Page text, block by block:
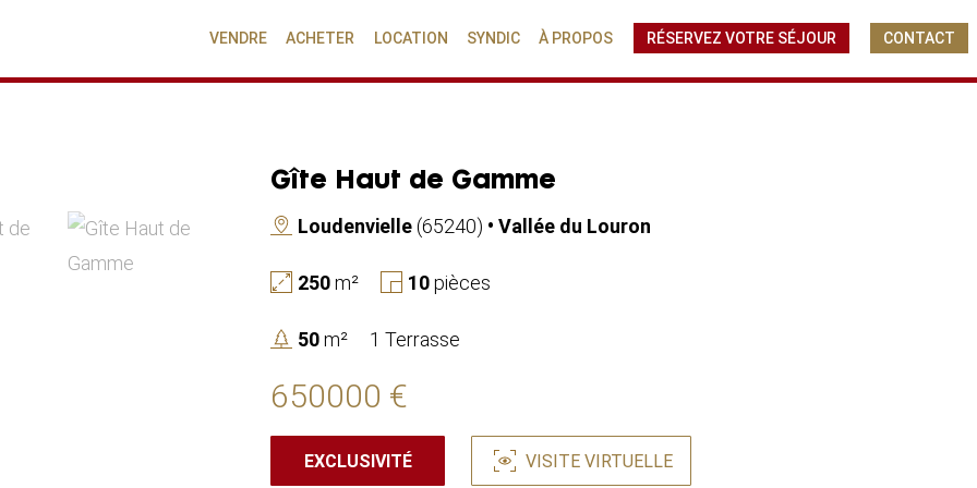
VENDRE ACHETER LOCATION SYNDIC À PROPOS RÉSERVEZ VOTRE SÉJOUR CONTACT
Gîte Haut de Gamme
Loudenvielle (65240) • Vallée du Louron
250m² 10pièces
50m² 1 Terrasse
650000 €
EXCLUSIVITÉ VISITE VIRTUELLE